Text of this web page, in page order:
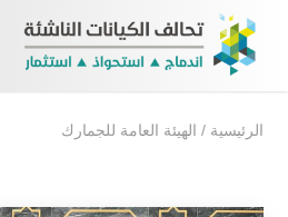
الرئيسية / الهيئة العامة للجمارك